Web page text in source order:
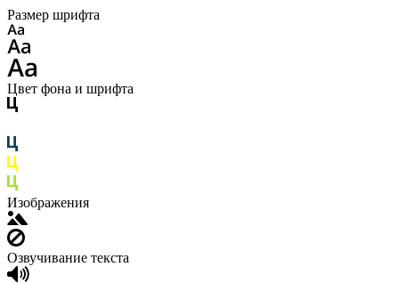
Размер шрифта
Цвет фона и шрифта
Изображения
Озвучивание текста